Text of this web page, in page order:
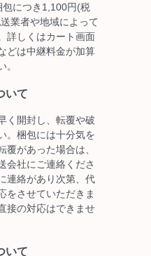
につき1,100円(税
業者や地域によって
詳しくはカート画面
どは中継料金が加算
。
いて
く開封し、転覆や破
。梱包には十分気を
覆があった場合は、
会社にご連絡くださ
連絡があり次第、代
をさせていただきま
接の対応はできませ
いて